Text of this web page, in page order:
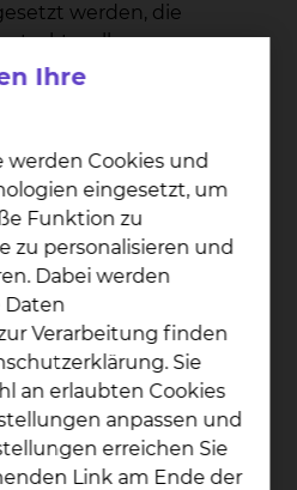
werden, die
strukturelle
aufweisen.
Behandlung?
werden
Bewegungsstörungen
untersuchen
die Muskelfunktion
Bewegungen, bevor
festgelegt wird.
kommen sowohl
Übungen zum Einsatz.
oder
von geschulten
Ihre
werden Cookies und
eingesetzt, um
Funktion zu
zu personalisieren und
Dabei werden
Daten
Verarbeitung finden
Sie
an erlaubten Cookies
anpassen und
erreichen Sie
Link am Ende der